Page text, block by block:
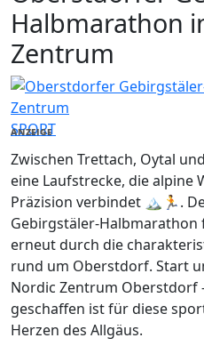
Halbmarathon
Zentrum
SPORT
ANZEIGE
Zwischen Trettach, Oytal
eine Laufstrecke, die alpine
Präzision verbindet 🏔️🏃.
Gebirgstäler-Halbmarathon
erneut durch die
rund um Oberstdorf. Start
Nordic Zentrum Oberstdorf
geschaffen ist für diese
Herzen des Allgäus.